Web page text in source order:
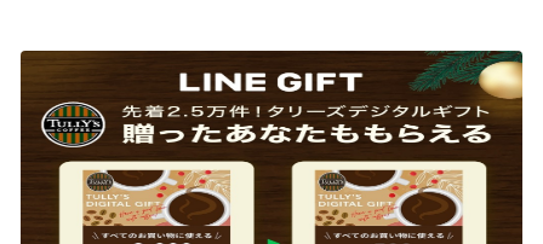
特別なドリンクと一緒に、クリスマス気分をお楽しみく
ださい。